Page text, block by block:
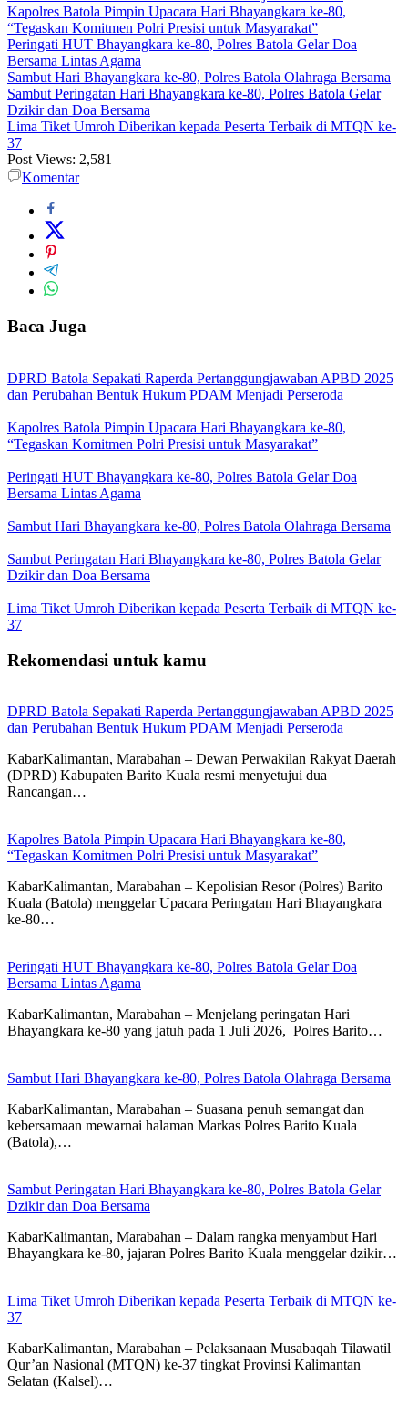
Kapolres Batola Pimpin Upacara Hari Bhayangkara ke-80,
“Tegaskan Komitmen Polri Presisi untuk Masyarakat”
Peringati HUT Bhayangkara ke-80, Polres Batola Gelar Doa
Bersama Lintas Agama
Sambut Hari Bhayangkara ke-80, Polres Batola Olahraga Bersama
Sambut Peringatan Hari Bhayangkara ke-80, Polres Batola Gelar
Dzikir dan Doa Bersama
Lima Tiket Umroh Diberikan kepada Peserta Terbaik di MTQN ke-
37
Post Views: 2,581
Komentar
Baca Juga
DPRD Batola Sepakati Raperda Pertanggungjawaban APBD 2025
dan Perubahan Bentuk Hukum PDAM Menjadi Perseroda
Kapolres Batola Pimpin Upacara Hari Bhayangkara ke-80,
“Tegaskan Komitmen Polri Presisi untuk Masyarakat”
Peringati HUT Bhayangkara ke-80, Polres Batola Gelar Doa
Bersama Lintas Agama
Sambut Hari Bhayangkara ke-80, Polres Batola Olahraga Bersama
Sambut Peringatan Hari Bhayangkara ke-80, Polres Batola Gelar
Dzikir dan Doa Bersama
Lima Tiket Umroh Diberikan kepada Peserta Terbaik di MTQN ke-
37
Rekomendasi untuk kamu
DPRD Batola Sepakati Raperda Pertanggungjawaban APBD 2025
dan Perubahan Bentuk Hukum PDAM Menjadi Perseroda
KabarKalimantan, Marabahan – Dewan Perwakilan Rakyat Daerah
(DPRD) Kabupaten Barito Kuala resmi menyetujui dua
Rancangan…
Kapolres Batola Pimpin Upacara Hari Bhayangkara ke-80,
“Tegaskan Komitmen Polri Presisi untuk Masyarakat”
KabarKalimantan, Marabahan – Kepolisian Resor (Polres) Barito
Kuala (Batola) menggelar Upacara Peringatan Hari Bhayangkara
ke-80…
Peringati HUT Bhayangkara ke-80, Polres Batola Gelar Doa
Bersama Lintas Agama
KabarKalimantan, Marabahan – ​Menjelang peringatan Hari
Bhayangkara ke-80 yang jatuh pada 1 Juli 2026, Polres Barito…
Sambut Hari Bhayangkara ke-80, Polres Batola Olahraga Bersama
KabarKalimantan, Marabahan – Suasana penuh semangat dan
kebersamaan mewarnai halaman Markas Polres Barito Kuala
(Batola),…
Sambut Peringatan Hari Bhayangkara ke-80, Polres Batola Gelar
Dzikir dan Doa Bersama
KabarKalimantan, Marabahan – Dalam rangka menyambut Hari
Bhayangkara ke-80, jajaran Polres Barito Kuala menggelar dzikir…
Lima Tiket Umroh Diberikan kepada Peserta Terbaik di MTQN ke-
37
KabarKalimantan, Marabahan – Pelaksanaan Musabaqah Tilawatil
Qur’an Nasional (MTQN) ke-37 tingkat Provinsi Kalimantan
Selatan (Kalsel)…